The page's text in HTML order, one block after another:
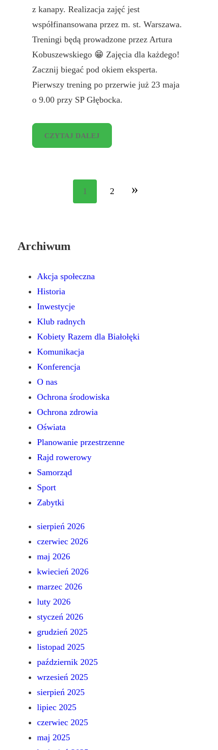
z kanapy. Realizacja zajęć jest
współfinansowana przez m. st. Warszawa.
Treningi będą prowadzone przez Artura
Kobuszewskiego 😁 Zajęcia dla każdego!
Zacznij biegać pod okiem eksperta.
Pierwszy trening po przerwie już 23 maja
o 9.00 przy SP Głębocka.
CZYTAJ DALEJ
1 2 »
Archiwum
Akcja społeczna
Historia
Inwestycje
Klub radnych
Kobiety Razem dla Białołęki
Komunikacja
Konferencja
O nas
Ochrona środowiska
Ochrona zdrowia
Oświata
Planowanie przestrzenne
Rajd rowerowy
Samorząd
Sport
Zabytki
sierpień 2026
czerwiec 2026
maj 2026
kwiecień 2026
marzec 2026
luty 2026
styczeń 2026
grudzień 2025
listopad 2025
październik 2025
wrzesień 2025
sierpień 2025
lipiec 2025
czerwiec 2025
maj 2025